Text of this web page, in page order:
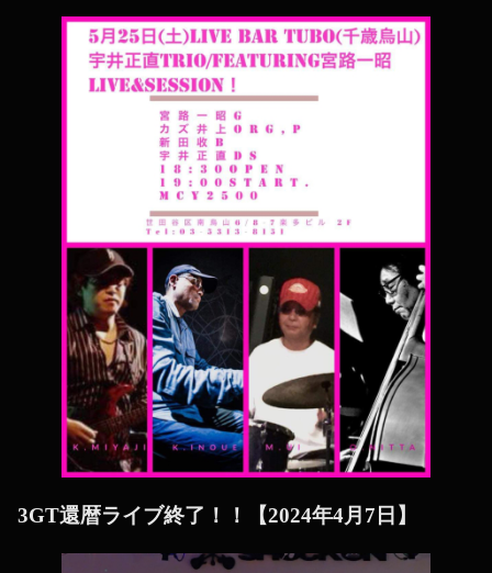
3GT還暦ライブ終了！！【2024年4月7日】